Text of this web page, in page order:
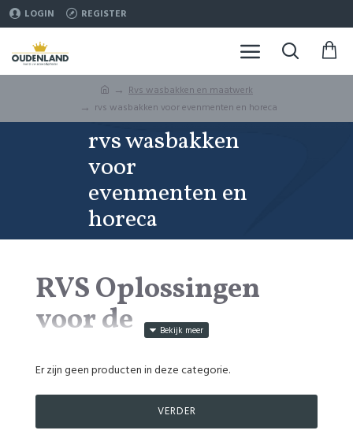
LOGIN REGISTER
Rvs wasbakken en maatwerk
rvs wasbakken voor evenmenten en horeca
rvs wasbakken
voor
evenmenten en
horeca
RVS Oplossingen
voor de
Eventbranche –
inclusief het
AquaCube
Er zijn geen producten in deze categorie.
VERDER